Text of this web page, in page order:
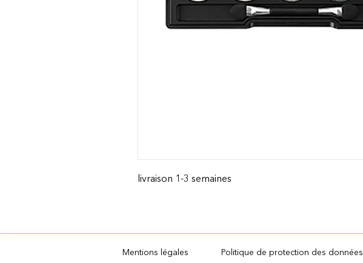
livraison 1-3 semaines
Mentions légales Politique de protection des données